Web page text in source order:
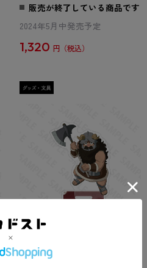
販売が終了している商品です
2024年5月中発売予定
1,320 円
ド part2 センシ